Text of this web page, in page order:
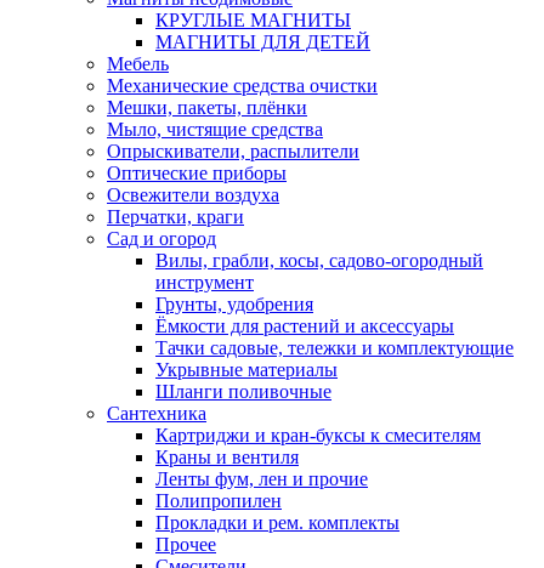
КРУГЛЫЕ МАГНИТЫ
МАГНИТЫ ДЛЯ ДЕТЕЙ
Мебель
Механические средства очистки
Мешки, пакеты, плёнки
Мыло, чистящие средства
Опрыскиватели, распылители
Оптические приборы
Освежители воздуха
Перчатки, краги
Сад и огород
Вилы, грабли, косы, садово-огородный
инструмент
Грунты, удобрения
Ёмкости для растений и аксессуары
Тачки садовые, тележки и комплектующие
Укрывные материалы
Шланги поливочные
Сантехника
Картриджи и кран-буксы к смесителям
Краны и вентиля
Ленты фум, лен и прочие
Полипропилен
Прокладки и рем. комплекты
Прочее